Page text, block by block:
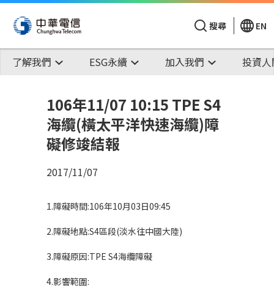
搜尋 EN
了解我們 ESG永續 加入我們 投資
106年11/07 10:15 TPE S4
海纜(橫太平洋快速海纜)障
礙修竣結報
2017/11/07
1.障礙時間:106年10月03日09:45
2.障礙地點:S4區段(淡水往中國大陸)
3.障礙原因:TPE S4海纜障礙
4.影響範圍: